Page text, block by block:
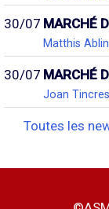
30/07 MARCHÉ
Matthis
30/07 MARCHÉ
Joan
Toutes les